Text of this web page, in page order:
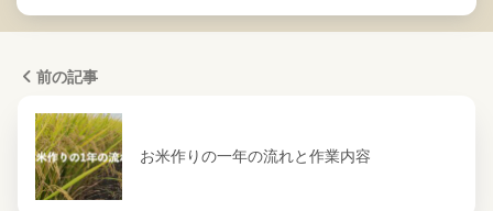
前の記事
お米作りの一年の流れと作業内容